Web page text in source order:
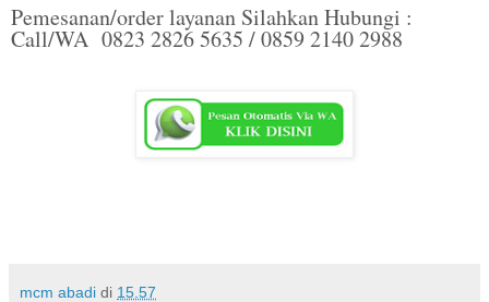
Pemesanan/order layanan Silahkan Hubungi :
Call/WA 0823 2826 5635 / 0859 2140 2988
mcm abadi di 15.57